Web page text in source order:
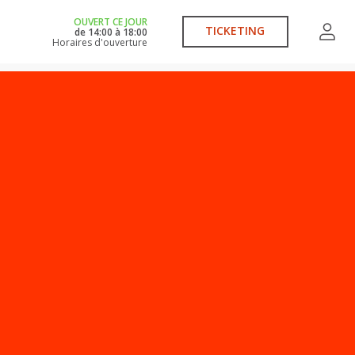
OUVERT CE JOUR
de 14:00 à 18:00
Horaires d'ouverture
TICKETING